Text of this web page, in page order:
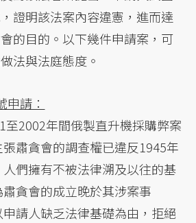
證明該法案內容違憲，進而達
的目的。以下幾件申請案，可
法與法庭態度。
申請：
至2002年間俄製直升機採購弊案
肅貪會的調查權已違反1945年
們擁有不被法律溯及以往的基
貪會的成立晚於其涉案事
請人缺乏法律基礎為由，拒絕